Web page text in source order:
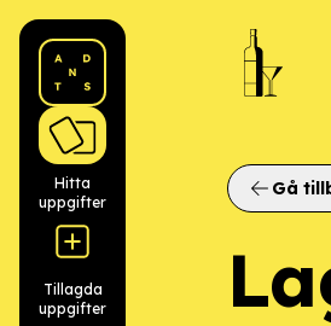
ANDTS logo
Hitta
uppgifter
Tillagda
uppgifter
Gå